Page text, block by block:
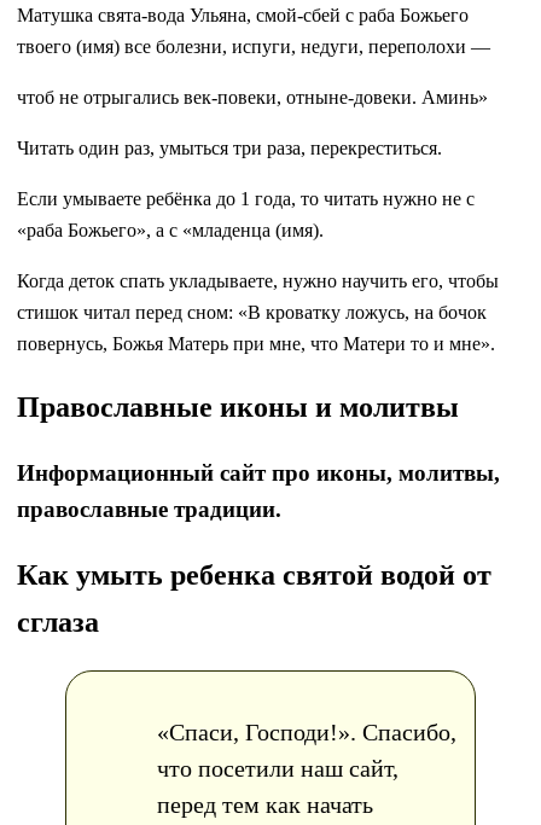
Матушка свята-вода Ульяна, смой-сбей с раба Божьего
твоего (имя) все болезни, испуги, недуги, переполохи —
чтоб не отрыгались век-повеки, отныне-довеки. Аминь»
Читать один раз, умыться три раза, перекреститься.
Если умываете ребёнка до 1 года, то читать нужно не с
«раба Божьего», а с «младенца (имя).
Когда деток спать укладываете, нужно научить его, чтобы
стишок читал перед сном: «В кроватку ложусь, на бочок
повернусь, Божья Матерь при мне, что Матери то и мне».
Православные иконы и молитвы
Информационный сайт про иконы, молитвы,
православные традиции.
Как умыть ребенка святой водой от
сглаза
«Спаси, Господи!». Спасибо,
что посетили наш сайт,
перед тем как начать